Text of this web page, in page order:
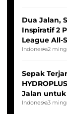
Dua Jalan,
Inspiratif 2
League All-
Seleksi
Indonesia2
Sepak
Jalan untuk
Indonesia
Indonesia3